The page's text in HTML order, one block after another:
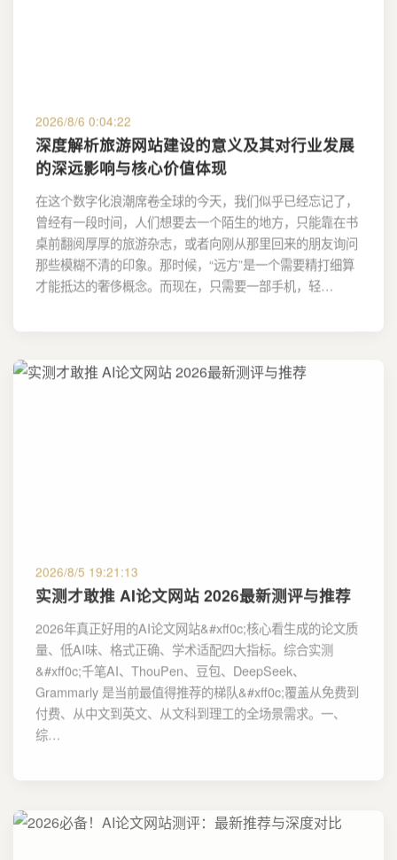
2026/8/6 0:04:22
深度解析旅游网站建设的意义及其对行业发展
的深远影响与核心价值体现
在这个数字化浪潮席卷全球的今天，我们似乎已经忘记了，
曾经有一段时间，人们想要去一个陌生的地方，只能靠在书
桌前翻阅厚厚的旅游杂志，或者向刚从那里回来的朋友询问
那些模糊不清的印象。那时候，“远方”是一个需要精打细算
才能抵达的奢侈概念。而现在，只需要一部手机，轻…
2026/8/5 19:21:13
实测才敢推 AI论文网站 2026最新测评与推荐
2026年真正好用的AI论文网站&#xff0c;核心看生成的论文质
量、低AI味、格式正确、学术适配四大指标。综合实测
&#xff0c;千笔AI、ThouPen、豆包、DeepSeek、
Grammarly 是当前最值得推荐的梯队&#xff0c;覆盖从免费到
付费、从中文到英文、从文科到理工的全场景需求。一、
综…